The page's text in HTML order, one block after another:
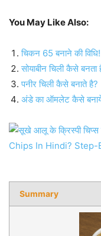
You May Like Also:
चिकन 65 बनाने की
सोयाबीन चिली कैसे बनता
पनीर चिली कैसे बनाते है?
अंडे का ऑमलेट कैसे
Summary